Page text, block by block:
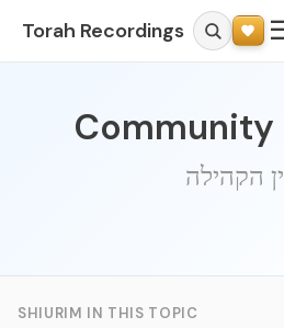
Torah Recordings
Community
הקהילה
SHIURIM IN THIS TOPIC